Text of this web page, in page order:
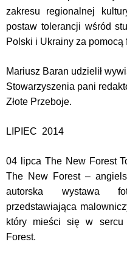
zakresu regionalnej
postaw tolerancji wśród
Polski i Ukrainy za pomocą
Mariusz Baran udzielił
Stowarzyszenia pani
Złote Przeboje.
LIPIEC 2014
04 lipca The New Forest
The New Forest –
autorska wystawa
przedstawiająca
który mieści się w
Forest.